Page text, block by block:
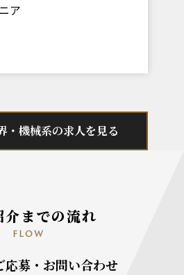
ア
・機械系の求人を見る
介までの流れ
FLOW
応募・お問い合わせ